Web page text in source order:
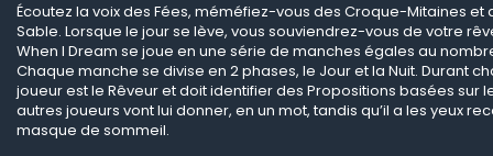
Écoutez la voix des Fées, méméfiez-vous des Croque-Mitaines et
Sable. Lorsque le jour se lève, vous souviendrez-vous de votre
When I Dream se joue en une série de manches égales au
Chaque manche se divise en 2 phases, le Jour et la Nuit. Durant
joueur est le Rêveur et doit identifier des Propositions basées sur
autres joueurs vont lui donner, en un mot, tandis qu’il a les yeux
masque de sommeil.